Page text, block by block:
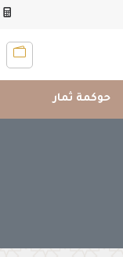
حوكمة ثمار